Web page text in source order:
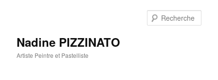
Nadine PIZZINATO
Artiste Peintre et Pastelliste